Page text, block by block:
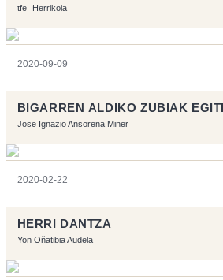
tfe Herrikoia
2020-09-09
BIGARREN ALDIKO ZUBIAK
Jose Ignazio Ansorena Miner
2020-02-22
HERRI DANTZA
Yon Oñatibia Audela